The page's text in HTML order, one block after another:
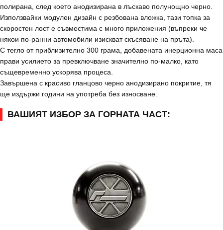
полирана, след което анодизирана в лъскаво полунощно черно.
Използвайки модулен дизайн с резбована вложка, тази топка за
скоростен лост е съвместима с много приложения (въпреки че
някои по-ранни автомобили изискват скъсяване на пръта).
С тегло от приблизително 300 грама, добавената инерционна маса
прави усилието за превключване значително по-малко, като
същевременно ускорява процеса.
Завършена с красиво гланцово черно анодизирано покритие, тя
ще издържи години на употреба без износване.
ВАШИЯТ ИЗБОР ЗА ГОРНАТА ЧАСТ: